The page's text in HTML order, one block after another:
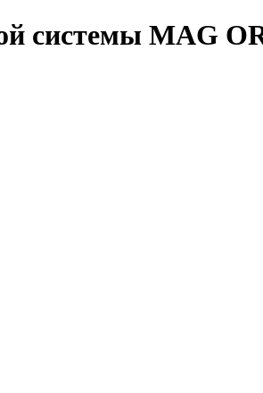
системы MAG